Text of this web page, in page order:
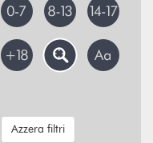
Azzera filtri